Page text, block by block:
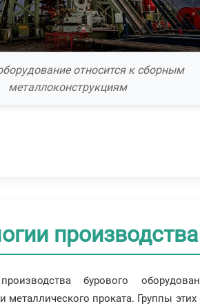
относится к сборным
металлоконструкциям
бурового
металлического проката. Группы